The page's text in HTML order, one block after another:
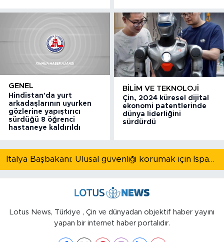
GENEL
Hindistan'da yurt
arkadaşlarının uyurken
gözlerine yapıştırıcı
sürdüğü 8 öğrenci
hastaneye kaldırıldı
BILIM VE TEKNOLOJI
Çin, 2024 küresel dijital
ekonomi patentlerinde
dünya liderliğini
sürdürdü
İtalya Başbakanı: Ulusal güvenliği korumak için İspanya ile Schengen kapsamındaki serbest dolaşımı askıya alıyoruz
Lotus News, Türkiye , Çin ve dünyadan objektif haber yayını
yapan bir internet haber portalıdır.